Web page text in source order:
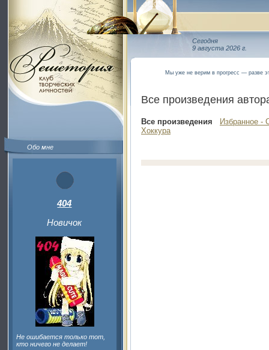
Обо мне
404
Новичок
Не ошибается только тот,
кто ничего не делает!
Сегодня
9 августа 2026 г.
Мы уже не верим в прогресс — разве
Все произведения
Все произведения
Избранное -
Хоккура